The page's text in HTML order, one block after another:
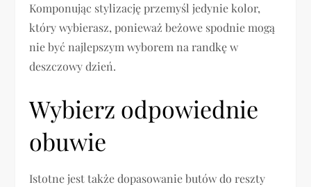
Komponując stylizację przemyśl jedynie kolor,
który wybierasz, ponieważ beżowe spodnie mogą
nie być najlepszym wyborem na randkę w
deszczowy dzień.
Wybierz odpowiednie
obuwie
Istotne jest także dopasowanie butów do reszty